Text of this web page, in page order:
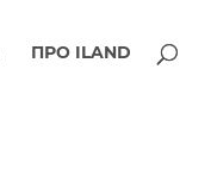
ПРО ILAND